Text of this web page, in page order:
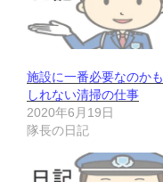
施設に一番必要なのかも
しれない清掃の仕事
2020年6月19日
隊長の日記